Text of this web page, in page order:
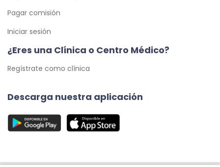
Pagar comisión
Iniciar sesión
¿Eres una Clínica o Centro Médico?
Regístrate como clínica
Descarga nuestra aplicación